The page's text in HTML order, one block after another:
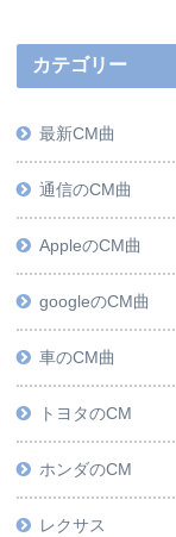
カテゴリー
最新CM曲
通信のCM曲
AppleのCM曲
googleのCM曲
車のCM曲
トヨタのCM
ホンダのCM
レクサス